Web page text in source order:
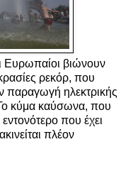
Ευρωπαίοι βιώνουν
ρεκόρ, που
παραγωγή ηλεκτρικής
Το κύμα καύσωνα, που
εντονότερο που έχει
πλέον